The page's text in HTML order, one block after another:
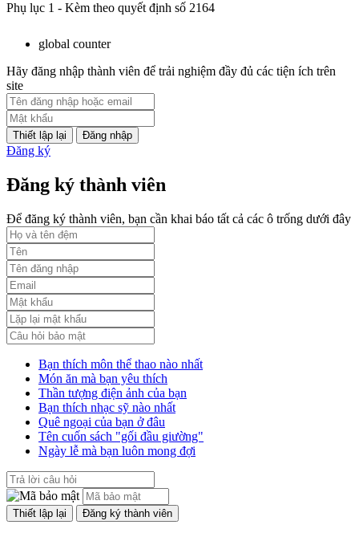
Phụ lục 1 - Kèm theo quyết định số 2164
PL2-2164/UBND
Phụ lục 2 - Kèm theo quyết định số 2164
Lượt xem:2000 | lượt tải:1060
PL3-2164/UBND
Phụ lục 3 - Kèm theo quyết định số 2164
Lượt xem:2012 | lượt tải:1160
52/2019/QH14
Luật sửa đổi, bổ sung một số điều của luật cán bộ, công chức. luật
công chức
Lượt xem:1787 | lượt tải:547
global counter
Hãy đăng nhập thành viên để trải nghiệm đầy đủ các tiện ích trên
site
Đăng nhập
Đăng ký
Đăng ký thành viên
Để đăng ký thành viên, bạn cần khai báo tất cả các ô trống dưới đây
Bạn thích môn thể thao nào nhất
Món ăn mà bạn yêu thích
Thần tượng điện ảnh của bạn
Bạn thích nhạc sỹ nào nhất
Quê ngoại của bạn ở đâu
Tên cuốn sách "gối đầu giường"
Ngày lễ mà bạn luôn mong đợi